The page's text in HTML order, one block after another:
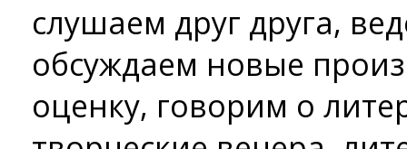
слушаем друг друга,
обсуждаем новые
оценку, говорим о